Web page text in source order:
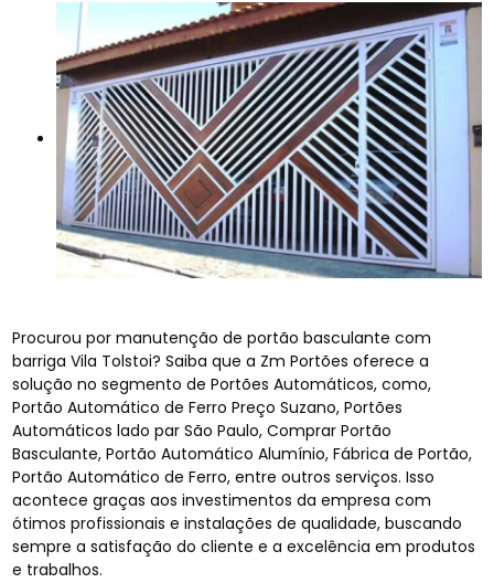
Procurou por manutenção de portão basculante com
barriga Vila Tolstoi? Saiba que a Zm Portões oferece a
solução no segmento de Portões Automáticos, como,
Portão Automático de Ferro Preço Suzano, Portões
Automáticos lado par São Paulo, Comprar Portão
Basculante, Portão Automático Alumínio, Fábrica de Portão,
Portão Automático de Ferro, entre outros serviços. Isso
acontece graças aos investimentos da empresa com
ótimos profissionais e instalações de qualidade, buscando
sempre a satisfação do cliente e a excelência em produtos
e trabalhos.